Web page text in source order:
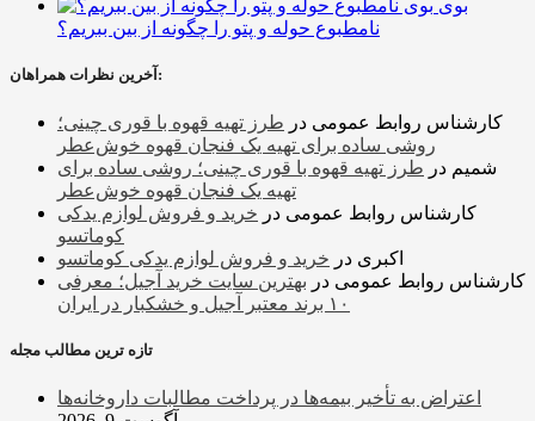
بوی
نامطبوع حوله و پتو را چگونه از بین ببریم؟
آخرین نظرات همراهان:
کارشناس روابط عمومی در طرز تهیه قهوه با قوری چینی؛
روشی ساده برای تهیه یک فنجان قهوه خوش‌عطر
شمیم در طرز تهیه قهوه با قوری چینی؛ روشی ساده برای
تهیه یک فنجان قهوه خوش‌عطر
کارشناس روابط عمومی در خرید و فروش لوازم یدکی
کوماتسو
اکبری در خرید و فروش لوازم یدکی کوماتسو
کارشناس روابط عمومی در بهترین سایت خرید آجیل؛ معرفی
۱۰ برند معتبر آجیل و خشکبار در ایران
تازه ترین مطالب مجله
اعتراض به تأخیر بیمه‌ها در پرداخت مطالبات داروخانه‌ها